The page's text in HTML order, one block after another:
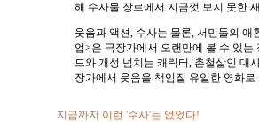
해 수사물 장르에서 지금껏 보지 못한
웃음과 액션, 수사는 물론, 서민들의
업>은 극장가에서 오랜만에 볼 수 있
드와 개성 넘치는 캐릭터, 촌철살인 대
장가에서 웃음을 책임질 유일한 영화
지금까지 이런 '수사'는 없었다!